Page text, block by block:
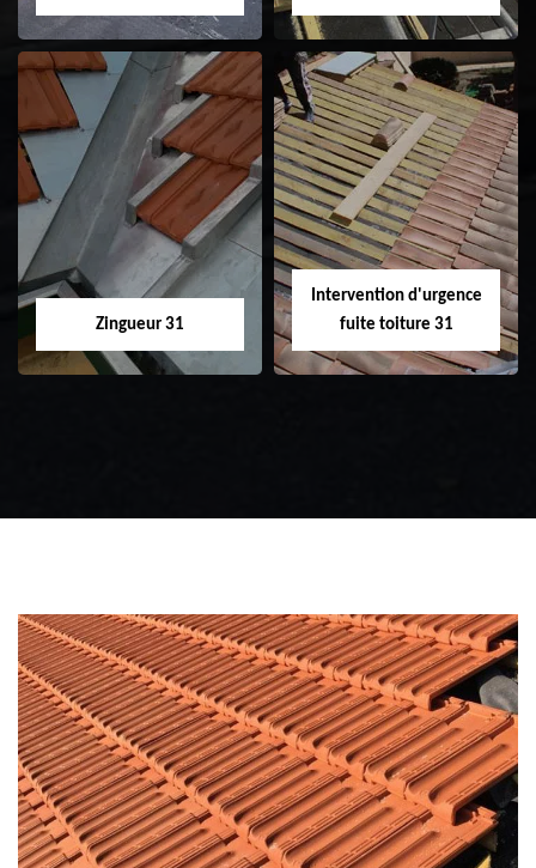
Etanchéité toiture
31
Réparation de
toiture 31
Zingueur 31
Intervention d'urgence
fuite toiture 31